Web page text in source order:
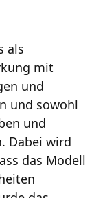
als
mit
und
und sowohl
und
Dabei wird
das Modell